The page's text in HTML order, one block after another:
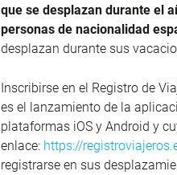
que se desplazan durante el
personas de nacionalidad
desplazan durante sus
Inscribirse en el Registro de
es el lanzamiento de la
plataformas iOS y Android y
enlace: https://
registrarse en sus